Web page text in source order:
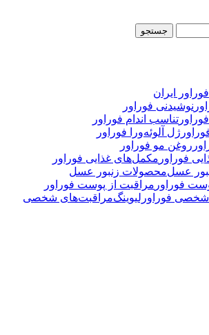
جستجو
فوراور ایران
نوشیدنی فوراور
تناسب اندام فوراور
ژل آلوئه‌ورا فوراور
روغن مو فوراور
مکمل‌های غذایی فوراور
محصولات زنبور عسل
مراقبت از پوست فوراور
مراقبت‌های شخصی